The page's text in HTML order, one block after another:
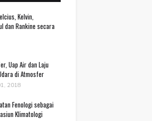
Kelvin,
dan Rankine secara
Uap Air dan Laju
di Atmosfer
2018
Fenologi sebagai
Klimatologi